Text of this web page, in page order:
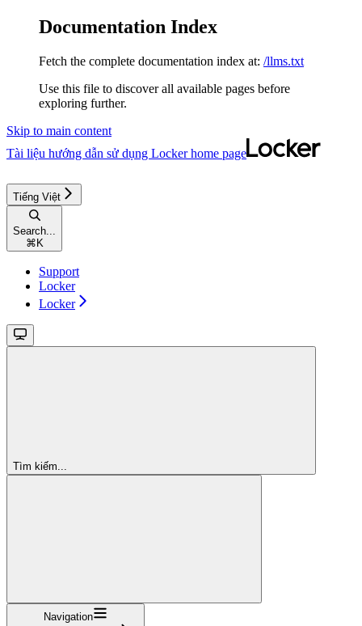
Documentation Index
Fetch the complete documentation index at: /llms.txt
Use this file to discover all available pages before
exploring further.
Skip to main content
Tài liệu hướng dẫn sử dụng Lockerhome page
Tiếng Việt
Search...
⌘ K
Support
Locker
Locker
Tìm kiếm...
Navigation